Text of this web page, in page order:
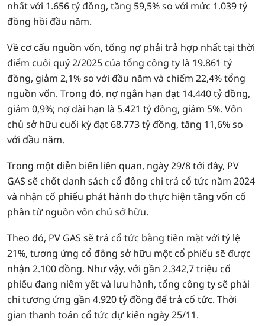
nhất với 1.656 tỷ đồng, tăng 59,5% so với mức 1.039 tỷ
đồng hồi đầu năm.
Về cơ cấu nguồn vốn, tổng nợ phải trả hợp nhất tại thời
điểm cuối quý 2/2025 của tổng công ty là 19.861 tỷ
đồng, giảm 2,1% so với đầu năm và chiếm 22,4% tổng
nguồn vốn. Trong đó, nợ ngắn hạn đạt 14.440 tỷ đồng,
giảm 0,9%; nợ dài hạn là 5.421 tỷ đồng, giảm 5%. Vốn
chủ sở hữu cuối kỳ đạt 68.773 tỷ đồng, tăng 11,6% so
với đầu năm.
Trong một diễn biến liên quan, ngày 29/8 tới đây, PV
GAS sẽ chốt danh sách cổ đông chi trả cổ tức năm 2024
và nhận cổ phiếu phát hành do thực hiện tăng vốn cổ
phần từ nguồn vốn chủ sở hữu.
Theo đó, PV GAS sẽ trả cổ tức bằng tiền mặt với tỷ lệ
21%, tương ứng cổ đông sở hữu một cổ phiếu sẽ được
nhận 2.100 đồng. Như vậy, với gần 2.342,7 triệu cổ
phiếu đang niêm yết và lưu hành, tổng công ty sẽ phải
chi tương ứng gần 4.920 tỷ đồng để trả cổ tức. Thời
gian thanh toán cổ tức dự kiến ngày 25/11.